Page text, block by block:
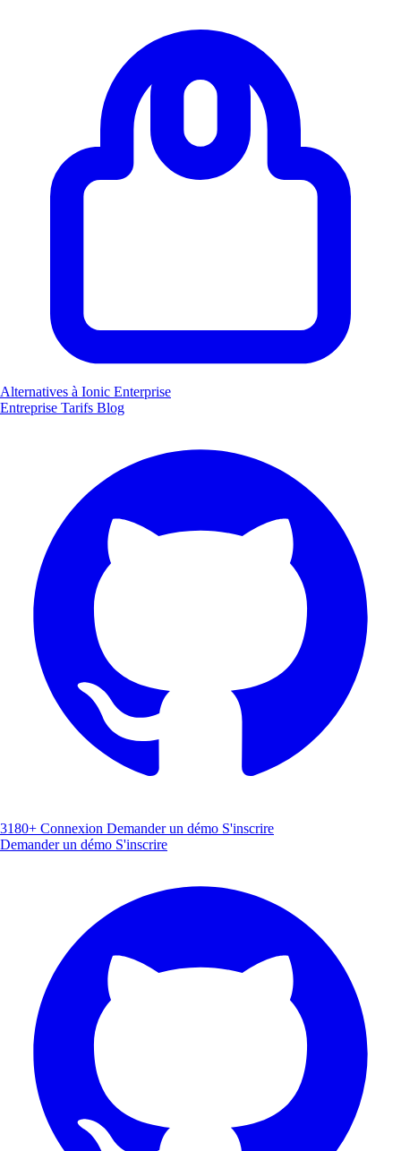
Alternatives à Ionic Enterprise
Entreprise Tarifs Blog
3180+ Connexion Demander un démo S'inscrire
Demander un démo S'inscrire